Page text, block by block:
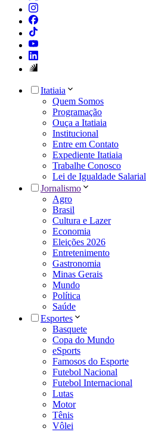
Itatiaia
Quem Somos
Programação
Ouça a Itatiaia
Institucional
Entre em Contato
Expediente Itatiaia
Trabalhe Conosco
Lei de Igualdade Salarial
Jornalismo
Agro
Brasil
Cultura e Lazer
Economia
Eleições 2026
Entretenimento
Gastronomia
Minas Gerais
Mundo
Política
Saúde
Esportes
Basquete
Copa do Mundo
eSports
Famosos do Esporte
Futebol Nacional
Futebol Internacional
Lutas
Motor
Tênis
Vôlei